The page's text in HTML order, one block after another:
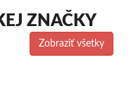
ZNAČKY
Zobraziť všetky